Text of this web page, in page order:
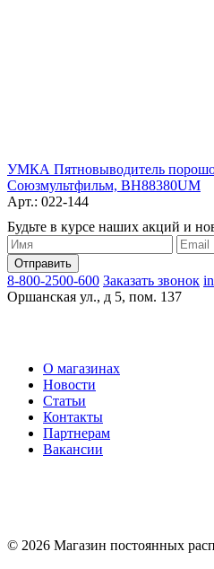
УМКА Пятновыводитель порошок
Союзмультфильм, BH88380UM
Арт.: 022-144
Будьте в курсе наших акций и
8-800-2500-600 Заказать звонок
Оршанская ул., д 5, пом. 137
О магазинах
Новости
Статьи
Контакты
Партнерам
Вакансии
© 2026 Магазин постоянных